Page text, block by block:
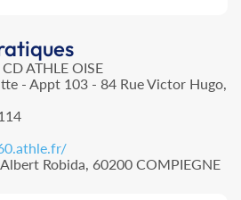
ATHLE OISE
- Appt 103 - 84 Rue Victor Hugo,
Robida, 60200 COMPIEGNE